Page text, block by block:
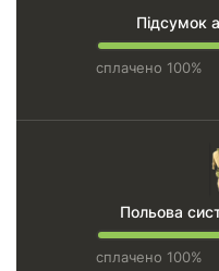
Підсумок
сплачено 100%
Польова
сплачено 100%